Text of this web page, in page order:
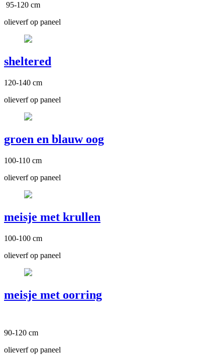
95-120 cm
olieverf op paneel
sheltered
120-140 cm
olieverf op paneel
groen en blauw oog
100-110 cm
olieverf op paneel
meisje met krullen
100-100 cm
olieverf op paneel
meisje met oorring
90-120 cm
olieverf op paneel